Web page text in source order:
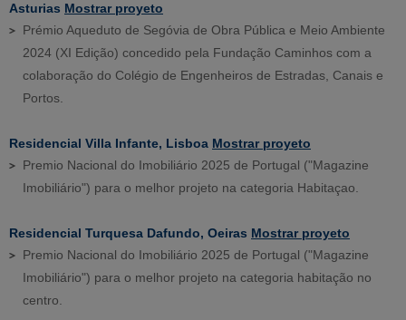
Asturias Mostrar proyeto
Prémio Aqueduto de Segóvia de Obra Pública e Meio Ambiente
2024 (XI Edição) concedido pela Fundação Caminhos com a
colaboração do Colégio de Engenheiros de Estradas, Canais e
Portos.
Residencial Villa Infante, Lisboa Mostrar proyeto
Premio Nacional do Imobiliário 2025 de Portugal ("Magazine
Imobiliário") para o melhor projeto na categoria Habitaçao.
Residencial Turquesa Dafundo, Oeiras Mostrar proyeto
Premio Nacional do Imobiliário 2025 de Portugal ("Magazine
Imobiliário") para o melhor projeto na categoria habitação no
centro.